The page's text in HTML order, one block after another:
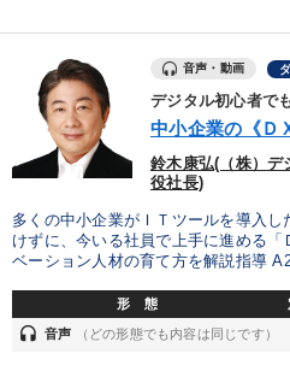
音声・動画
デジタル初心者で
中小企業の《Ｄ
鈴木康弘(（株）デ
役社長)
多くの中小企業がＩＴツールを導入
けずに、今いる社員で上手に進める
ベーション人材の育て方を解説指導
形 態
headset 音声 （どの形態でも内容は同じです）